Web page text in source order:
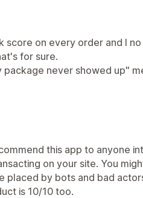
score on every order and I
for sure.
package never showed up"
this app to anyone
on your site. You
placed by bots and bad
is 10/10 too.